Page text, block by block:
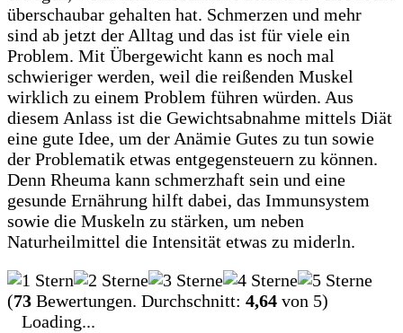
überschaubar gehalten hat. Schmerzen und mehr
sind ab jetzt der Alltag und das ist für viele ein
Problem. Mit Übergewicht kann es noch mal
schwieriger werden, weil die reißenden Muskel
wirklich zu einem Problem führen würden. Aus
diesem Anlass ist die Gewichtsabnahme mittels Diät
eine gute Idee, um der Anämie Gutes zu tun sowie
der Problematik etwas entgegensteuern zu können.
Denn Rheuma kann schmerzhaft sein und eine
gesunde Ernährung hilft dabei, das Immunsystem
sowie die Muskeln zu stärken, um neben
Naturheilmittel die Intensität etwas zu miderln.
(73 Bewertungen. Durchschnitt: 4,64 von 5)
Loading...